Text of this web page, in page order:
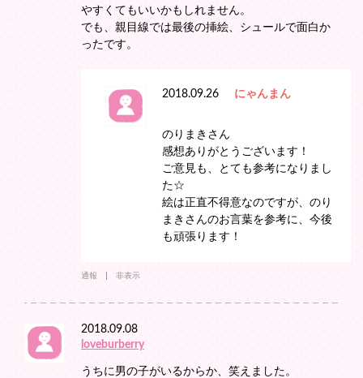
やすくてもいいかもしれません。
でも、親目線では最後の挿絵、シュールで面白か
ったです。
2018.09.26 にゃんまん
のりまきさん
感想ありがとうございます！
ご意見も、とても参考になりまし
た☆
絵は正直不得意なのですが、のり
まきさんのお言葉を参考に、今後
も頑張ります！
通報 非表示
2018.09.08
loveburberry
うちに男の子がいるからか、笑えました。